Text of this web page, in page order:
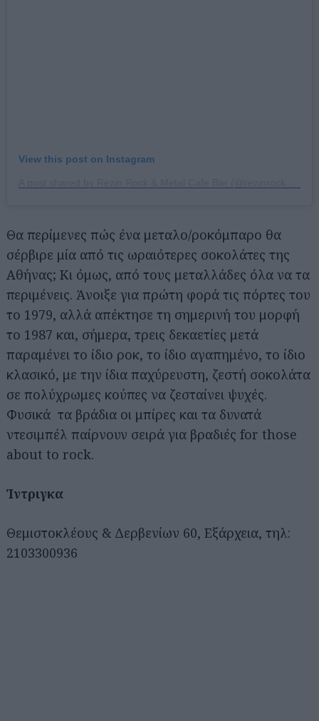
View this post on Instagram
Θα περίμενες πώς ένα μεταλο/ροκόμπαρο θα
σέρβιρε μία από τις ωραιότερες σοκολάτες της
Αθήνας; Κι όμως, από τους μεταλλάδες όλα να τα
περιμένεις. Άνοιξε για πρώτη φορά τις πόρτες του
το 1979, αλλά απέκτησε τη σημερινή του μορφή
το 1987 και, σήμερα, τρεις δεκαετίες μετά
παραμένει το ίδιο ροκ, το ίδιο αγαπημένο, το ίδιο
κλασικό, με την ίδια παχύρευστη, ζεστή σοκολάτα
σε πολύχρωμες κούπες να ζεσταίνει ψυχές.
Φυσικά τα βράδια οι μπίρες και τα δυνατά
ντεσιμπέλ παίρνουν σειρά για βραδιές for those
about to rock.
Ίντριγκα
Θεμιστοκλέους & Δερβενίων 60, Εξάρχεια, τηλ:
2103300936